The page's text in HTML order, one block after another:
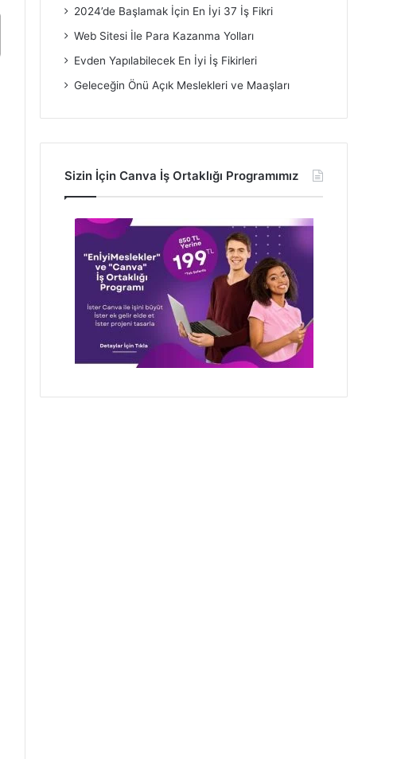
2024’de Başlamak İçin En İyi 37 İş Fikri
Web Sitesi İle Para Kazanma Yolları
Evden Yapılabilecek En İyi İş Fikirleri
Geleceğin Önü Açık Meslekleri ve Maaşları
Sizin İçin Canva İş Ortaklığı Programımız